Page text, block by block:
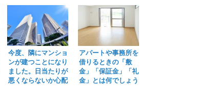
今度、隣にマンショ
ンが建つことになり
ました。日当たりが
悪くならないか心配
アパートや事務所を
借りるときの「敷
金」「保証金」「礼
金」とは何でしょう